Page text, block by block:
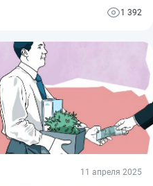
1 392
11 апреля 2025